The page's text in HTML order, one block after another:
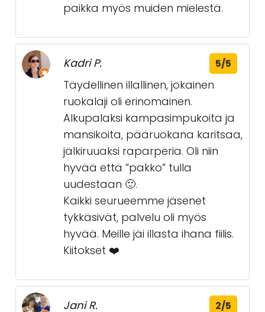
paikka myös muiden mielestä.
Kadri P. 5/5
Täydellinen illallinen, jokainen
ruokalaji oli erinomainen.
Alkupalaksi kampasimpukoita ja
mansikoita, pääruokana karitsaa,
jälkiruuaksi raparperia. Oli niin
hyvää että ”pakko” tulla
uudestaan 🙂.
Kaikki seurueemme jäsenet
tykkäsivät, palvelu oli myös
hyvää. Meille jäi illasta ihana fiilis.
Kiitokset ❤️
Jani R. 2/5